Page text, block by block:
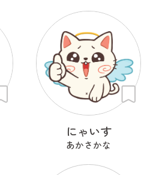
にゃいす
あかさかな